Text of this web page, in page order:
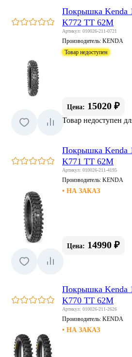
Покрышка Kenda
K772 TT 62M
Артикул: 010026-211-0721
Производитель: KENDA
Товар недоступен
Цена: 15020 ₽
Товар недоступен
Покрышка Kenda
K771 TT 62M
Артикул: 010026-211-4195
Производитель: KENDA
• НА ЗАКАЗ
Цена: 14990 ₽
Покрышка Kenda
K770 TT 62M
Артикул: 010026-211-2626
Производитель: KENDA
• НА ЗАКАЗ